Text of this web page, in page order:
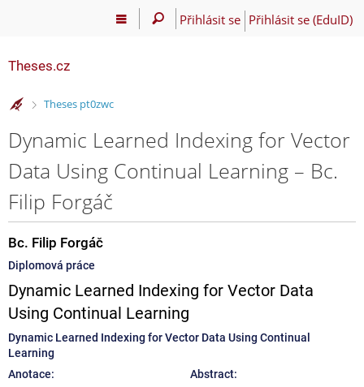
Přihlásit se Přihlásit se (EduID)
Theses.cz
>
Theses pt0zwc
Dynamic Learned Indexing for Vector
Data Using Continual Learning – Bc.
Filip Forgáč
Bc. Filip Forgáč
Diplomová práce
Dynamic Learned Indexing for Vector Data
Using Continual Learning
Dynamic Learned Indexing for Vector Data Using Continual
Learning
Anotace:
Abstract: